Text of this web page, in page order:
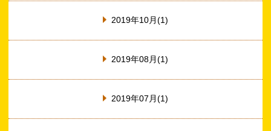
2019年10月(1)
2019年08月(1)
2019年07月(1)